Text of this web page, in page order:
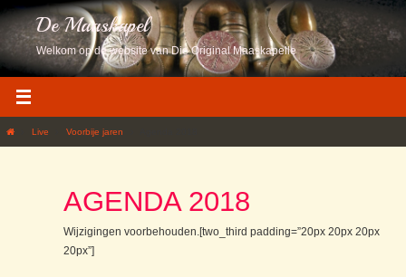
inhoud
De Maaskapel
Welkom op de website van Die Original Maaskapelle
HomeLive Voorbije jaren
AGENDA 2018
Wijzigingen voorbehouden.[two_third padding=”20px 20px 20px
20px”]